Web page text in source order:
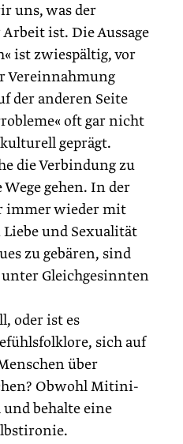
uns, was der
ist. Die Aussage
ist zwiespältig, vor
Vereinnahmung
der anderen Seite
oft gar nicht
geprägt.
die Verbindung zu
gehen. In der
immer wieder mit
und Sexualität
zu gebären, sind
Gleichgesinnten
oder ist es
sich auf
über
Obwohl Mitini­
behalte eine